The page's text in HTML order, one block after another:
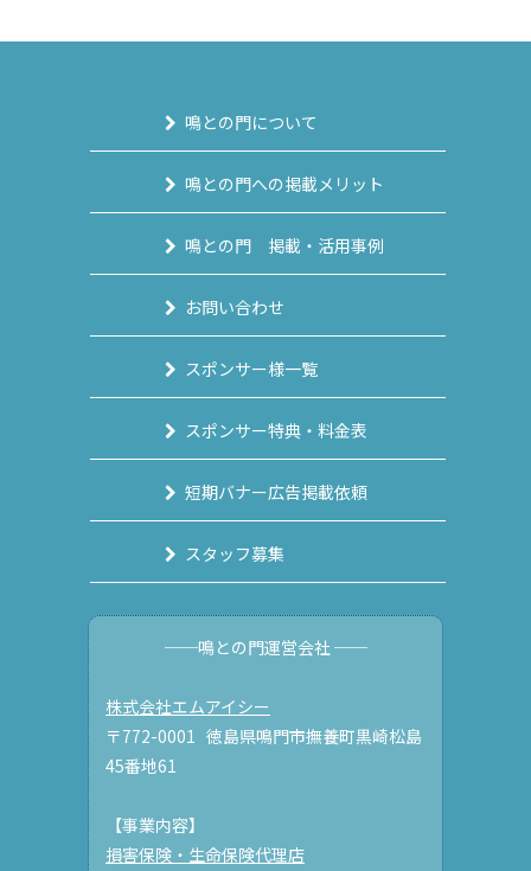
鳴との門について
鳴との門への掲載メリット
鳴との門 掲載・活用事例
お問い合わせ
スポンサー様一覧
スポンサー特典・料金表
短期バナー広告掲載依頼
スタッフ募集
──鳴との門運営会社 ──
株式会社エムアイシー
〒772-0001 徳島県鳴門市撫養町黒崎松島
45番地61
【事業内容】
損害保険・生命保険代理店